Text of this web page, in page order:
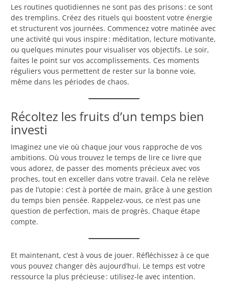
Les routines quotidiennes ne sont pas des prisons : ce sont
des tremplins. Créez des rituels qui boostent votre énergie
et structurent vos journées. Commencez votre matinée avec
une activité qui vous inspire : méditation, lecture motivante,
ou quelques minutes pour visualiser vos objectifs. Le soir,
faites le point sur vos accomplissements. Ces moments
réguliers vous permettent de rester sur la bonne voie,
même dans les périodes de chaos.
Récoltez les fruits d’un temps bien
investi
Imaginez une vie où chaque jour vous rapproche de vos
ambitions. Où vous trouvez le temps de lire ce livre que
vous adorez, de passer des moments précieux avec vos
proches, tout en exceller dans votre travail. Cela ne relève
pas de l’utopie : c’est à portée de main, grâce à une gestion
du temps bien pensée. Rappelez-vous, ce n’est pas une
question de perfection, mais de progrès. Chaque étape
compte.
Et maintenant, c’est à vous de jouer. Réfléchissez à ce que
vous pouvez changer dès aujourd’hui. Le temps est votre
ressource la plus précieuse : utilisez-le avec intention.